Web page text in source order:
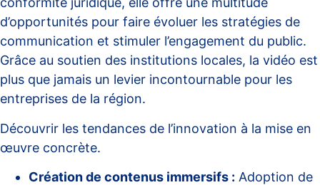
d’opportunités pour faire évoluer les stratégies de
communication et stimuler l’engagement du public.
Grâce au soutien des institutions locales, la vidéo est
plus que jamais un levier incontournable pour les
entreprises de la région.
Découvrir les tendances de l’innovation à la mise en
œuvre concrète.
Création de contenus immersifs : Adoption de